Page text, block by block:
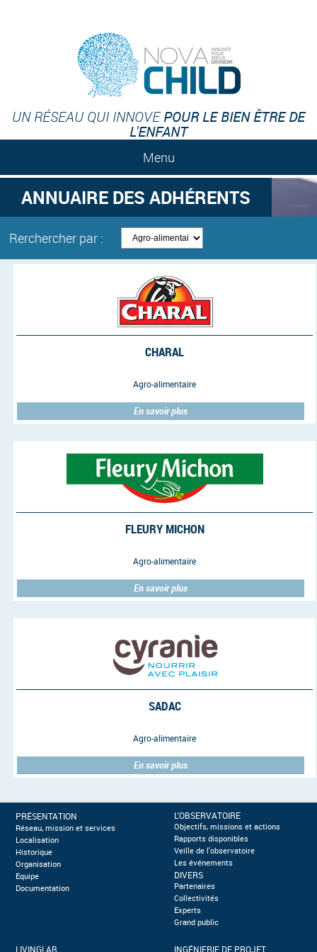
UN RÉSEAU QUI INNOVEPOUR LE BIEN ÊTRE DE
L'ENFANT
Menu
ANNUAIRE DES ADHÉRENTS
Rerchercher par :
CHARAL
Agro-alimentaire
En savoir plus
FLEURY MICHON
Agro-alimentaire
En savoir plus
SADAC
Agro-alimentaire
En savoir plus
PRÉSENTATION
Réseau, mission et services
Localisation
Historique
Organisation
Equipe
Documentation
L'OBSERVATOIRE
Objectifs, missions et actions
Rapports disponibles
Veille de l'observatoire
Les événements
DIVERS
Partenaires
Collectivités
Experts
Grand public
LIVINGLAB INGÉNIERIE DE PROJET